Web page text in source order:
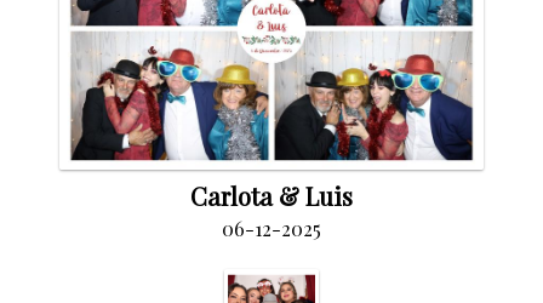
Carlota & Luis
06-12-2025